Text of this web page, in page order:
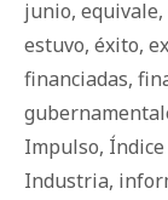
junio, equivale,
estuvo, éxito,
financiadas,
Impulso,
Industria,